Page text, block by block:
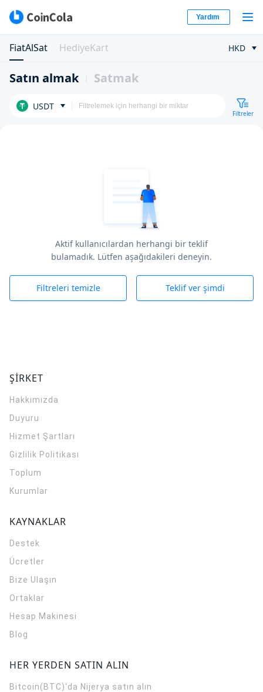
Yardım
FiatAlSat HediyeKart HKD
Satın almak Satmak
USDT
Filtreler
Aktif kullanıcılardan herhangi bir teklif
bulamadık. Lütfen aşağıdakileri deneyin.
Filtreleri temizle Teklif ver şimdi
ŞİRKET
Hakkımızda
Duyuru
Hizmet Şartları
Gizlilik Politikası
Toplum
Kurumlar
KAYNAKLAR
Destek
Ücretler
Bize Ulaşın
Ortaklar
Hesap Makinesi
Blog
HER YERDEN SATIN ALIN
Bitcoin(BTC)'da Nijerya satın alın